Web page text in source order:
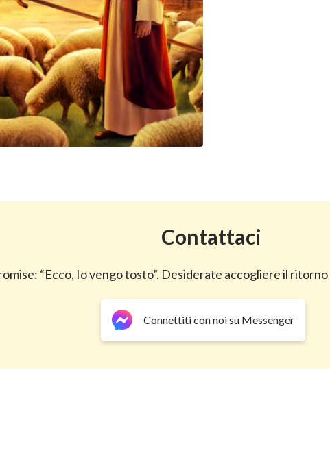
Contattaci
“Ecco, Io vengo tosto”. Desiderate accogliere il
Connettiti con noi su Messenger